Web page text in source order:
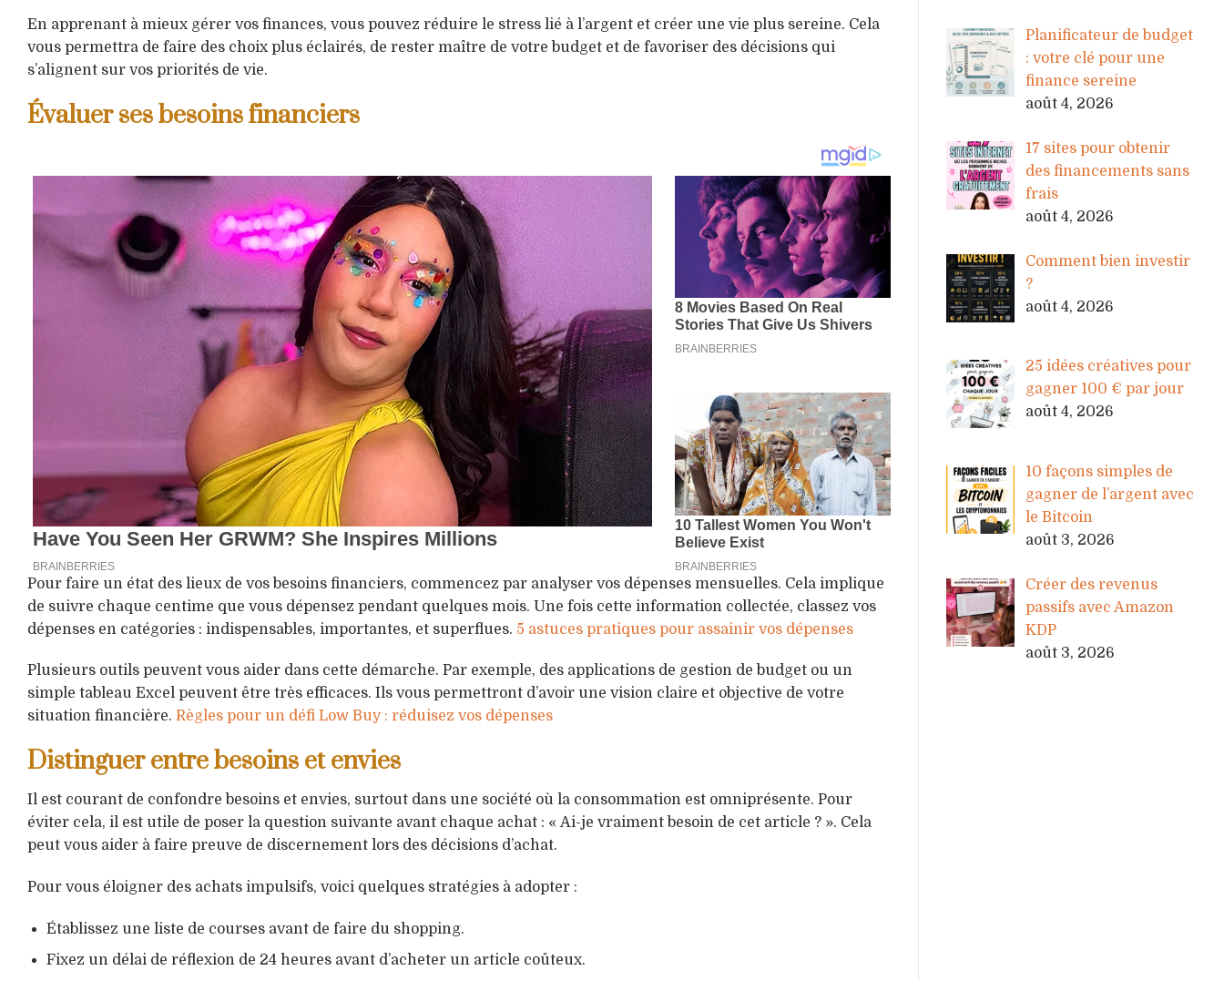
En apprenant à mieux gérer vos finances, vous pouvez réduire le stress lié à l’argent et créer une vie plus sereine. Cela
vous permettra de faire des choix plus éclairés, de rester maître de votre budget et de favoriser des décisions qui
s’alignent sur vos priorités de vie.
Évaluer ses besoins financiers
Pour faire un état des lieux de vos besoins financiers, commencez par analyser vos dépenses mensuelles. Cela implique
de suivre chaque centime que vous dépensez pendant quelques mois. Une fois cette information collectée, classez vos
dépenses en catégories : indispensables, importantes, et superflues. 5 astuces pratiques pour assainir vos dépenses
Plusieurs outils peuvent vous aider dans cette démarche. Par exemple, des applications de gestion de budget ou un
simple tableau Excel peuvent être très efficaces. Ils vous permettront d’avoir une vision claire et objective de votre
situation financière. Règles pour un défi Low Buy : réduisez vos dépenses
Distinguer entre besoins et envies
Il est courant de confondre besoins et envies, surtout dans une société où la consommation est omniprésente. Pour
éviter cela, il est utile de poser la question suivante avant chaque achat : « Ai-je vraiment besoin de cet article ? ». Cela
peut vous aider à faire preuve de discernement lors des décisions d’achat.
Pour vous éloigner des achats impulsifs, voici quelques stratégies à adopter :
Établissez une liste de courses avant de faire du shopping.
Fixez un délai de réflexion de 24 heures avant d’acheter un article coûteux.
Planificateur de budget
: votre clé pour une
finance sereine
août 4, 2026
17 sites pour obtenir
des financements sans
frais
août 4, 2026
Comment bien investir
?
août 4, 2026
25 idées créatives pour
gagner 100 € par jour
août 4, 2026
10 façons simples de
gagner de l’argent avec
le Bitcoin
août 3, 2026
Créer des revenus
passifs avec Amazon
KDP
août 3, 2026